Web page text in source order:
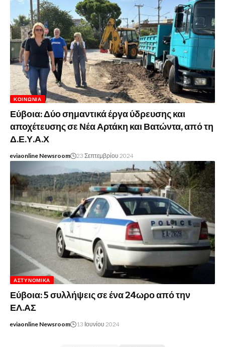
ΚΟΙΝΩΝΊΑ
Εύβοια: Δύο σημαντικά έργα ύδρευσης και
αποχέτευσης σε Νέα Αρτάκη και Βατώντα, από τη
Δ.Ε.Υ.Α.Χ
eviaonline Newsroom 23 Σεπτεμβρίου 2024
ΑΣΤΥΝΟΜΙΚΆ
Εύβοια: 5 συλλήψεις σε ένα 24ωρο από την
ΕΛ.ΑΣ
eviaonline Newsroom 13 Ιουνίου 2024